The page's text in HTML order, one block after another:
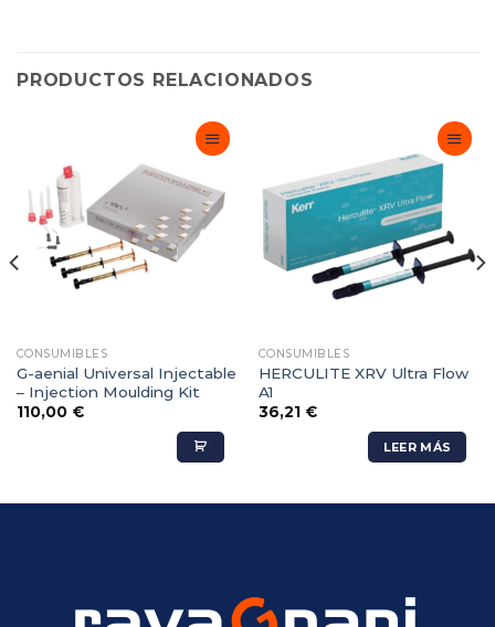
PRODUCTOS RELACIONADOS
Adicionar
Favoritos
CONSUMIBLES
G-aenial Universal Injectable
– Injection Moulding Kit
110,00 €
Adicionar
Favoritos
CONSUMIBLES
HERCULITE XRV Ultra Flow
A1
36,21 €
LEER MÁS